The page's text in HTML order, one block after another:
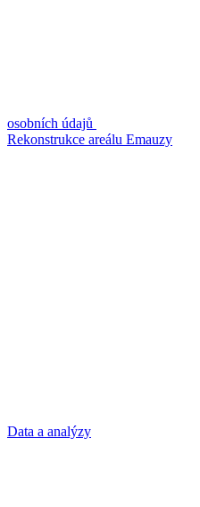
osobních údajů
Rekonstrukce areálu Emauzy
Data a analýzy